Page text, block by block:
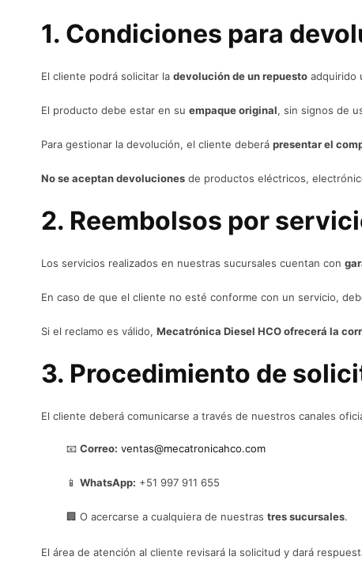
1. Condiciones para
El cliente podrá solicitar la devolución de un repuesto adquirido
El producto debe estar en su empaque original, sin signos de
Para gestionar la devolución, el cliente deberá presentar el
No se aceptan devoluciones de productos eléctricos,
2. Reembolsos por
Los servicios realizados en nuestras sucursales cuentan con
En caso de que el cliente no esté conforme con un servicio,
Si el reclamo es válido, Mecatrónica Diesel HCO ofrecerá la
3. Procedimiento de
El cliente deberá comunicarse a través de nuestros canales
📧 Correo: ventas@mecatronicahco.com
📱 WhatsApp: +51 997 911 655
🏢 O acercarse a cualquiera de nuestras tres sucursales.
El área de atención al cliente revisará la solicitud y dará